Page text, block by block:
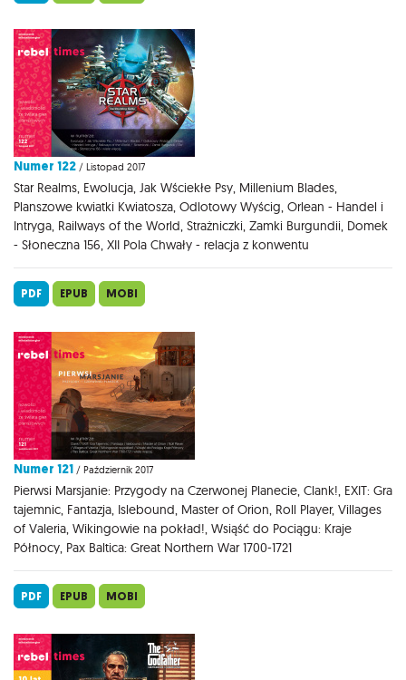
Numer 122 / Listopad 2017
Star Realms, Ewolucja, Jak Wściekłe Psy, Millenium Blades,
Planszowe kwiatki Kwiatosza, Odlotowy Wyścig, Orlean - Handel i
Intryga, Railways of the World, Strażniczki, Zamki Burgundii, Domek
- Słoneczna 156, XII Pola Chwały - relacja z konwentu
PDF EPUB MOBI
Numer 121 / Październik 2017
Pierwsi Marsjanie: Przygody na Czerwonej Planecie, Clank!, EXIT: Gra
tajemnic, Fantazja, Islebound, Master of Orion, Roll Player, Villages
of Valeria, Wikingowie na pokład!, Wsiąść do Pociągu: Kraje
Północy, Pax Baltica: Great Northern War 1700-1721
PDF EPUB MOBI